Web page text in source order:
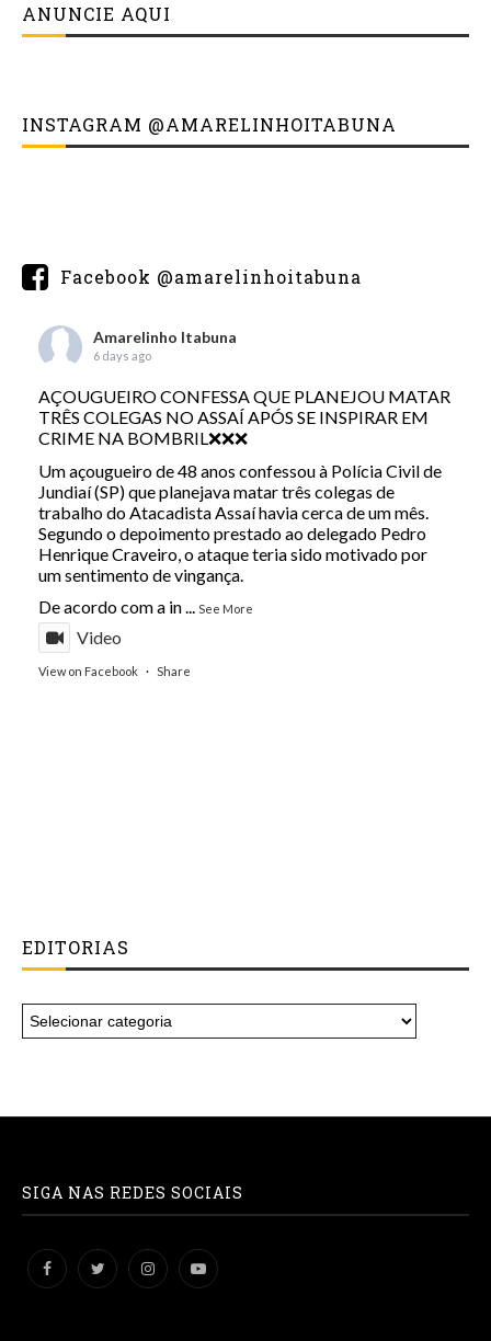
ANUNCIE AQUI
INSTAGRAM @AMARELINHOITABUNA
Facebook @amarelinhoitabuna
Amarelinho Itabuna
6 days ago
AÇOUGUEIRO CONFESSA QUE PLANEJOU MATAR
TRÊS COLEGAS NO ASSAÍ APÓS SE INSPIRAR EM
CRIME NA BOMBRIL❌❌❌
Um açougueiro de 48 anos confessou à Polícia Civil de
Jundiaí (SP) que planejava matar três colegas de
trabalho do Atacadista Assaí havia cerca de um mês.
Segundo o depoimento prestado ao delegado Pedro
Henrique Craveiro, o ataque teria sido motivado por
um sentimento de vingança.
De acordo com a in
See More
Video
View on Facebook · Share
EDITORIAS
SIGA NAS REDES SOCIAIS